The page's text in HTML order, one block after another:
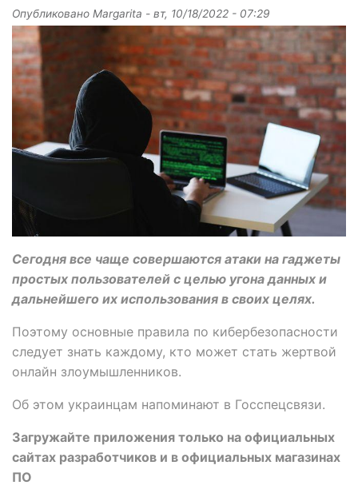
Опубликовано Margarita - вт, 10/18/2022 - 07:29
Сегодня все чаще совершаются атаки на гаджеты
простых пользователей с целью угона данных и
дальнейшего их использования в своих целях.
Поэтому основные правила по кибербезопасности
следует знать каждому, кто может стать жертвой
онлайн злоумышленников.
Об этом украинцам напоминают в Госспецсвязи.
Загружайте приложения только на официальных
сайтах разработчиков и в официальных магазинах
ПО